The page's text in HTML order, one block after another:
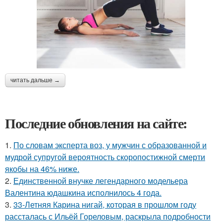
читать дальше →
Последние обновления на сайте:
1. По словам эксперта воз, у мужчин с образованной и
мудрой супругой вероятность скоропостижной смерти
якобы на 46% ниже.
2. Единственной внучке легендарного модельера
Валентина юдашкина исполнилось 4 года.
3. 33-Летняя Карина нигай, которая в прошлом году
рассталась с Ильёй Гореловым, раскрыла подробности